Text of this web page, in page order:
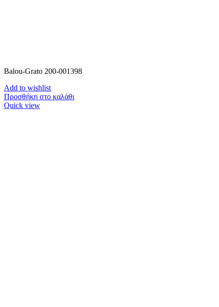
Balou-Grato 200-001398
Add to wishlist
Προσθήκη στο καλάθι
Quick view